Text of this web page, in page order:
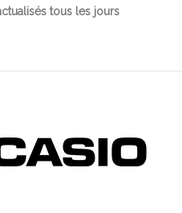
tous les jours